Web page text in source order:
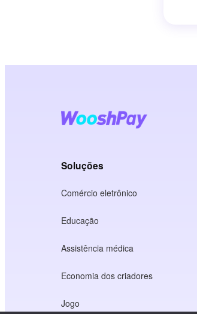
Soluções
Comércio eletrônico
Educação
Assistência médica
Economia dos criadores
Jogo